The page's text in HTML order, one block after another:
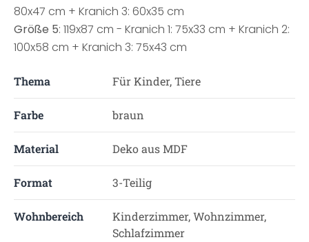
80x47 cm + Kranich 3: 60x35 cm
Größe 5: 119x87 cm - Kranich 1: 75x33 cm + Kranich 2:
100x58 cm + Kranich 3: 75x43 cm
Thema Für Kinder, Tiere
Farbe braun
Material Deko aus MDF
Format 3-Teilig
Wohnbereich
Kinderzimmer, Wohnzimmer,
Schlafzimmer